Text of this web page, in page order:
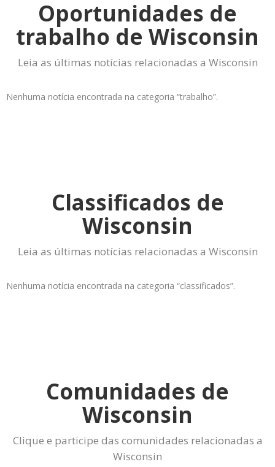
Oportunidades de
trabalho de Wisconsin
Leia as últimas notícias relacionadas a Wisconsin
Nenhuma notícia encontrada na categoria “trabalho”.
Classificados de
Wisconsin
Leia as últimas notícias relacionadas a Wisconsin
Nenhuma notícia encontrada na categoria “classificados”.
Comunidades de
Wisconsin
Clique e participe das comunidades relacionadas a
Wisconsin